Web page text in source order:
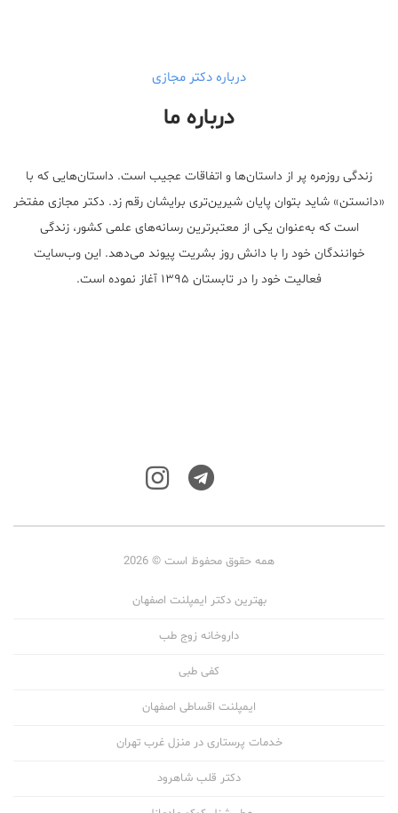
درباره دکتر مجازی
درباره ما
زندگی روزمره پر از داستان‌ها و اتفاقات عجیب است. داستان‌هایی که با
«دانستن» شاید بتوان پایان شیرین‌تری برایشان رقم زد. دکتر مجازی مفتخر
است که به‌عنوان یکی از معتبر‌ترین رسانه‌های علمی کشور، زندگی
خوانندگان خود را با دانش روز بشریت پیوند می‌دهد. این وب‌سایت
فعالیت خود را در تابستان ۱۳۹۵ آغاز نموده است.
همه حقوق محفوظ است © 2026
بهترین دکتر ایمپلنت اصفهان
داروخانه زوج طب
کفی طبی
ایمپلنت اقساطی اصفهان
خدمات پرستاری در منزل غرب تهران
دکتر قلب شاهرود